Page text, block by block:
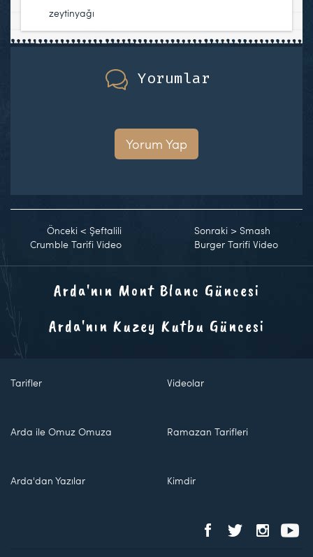
zeytinyağı
Yorumlar
Yorum Yap
Önceki < Şeftalili
Crumble Tarifi Video
Sonraki >Smash
Burger Tarifi Video
Arda'nın Mont Blanc Güncesi
Arda'nın Kuzey Kutbu Güncesi
Tarifler Videolar
Arda ile Omuz Omuza Ramazan Tarifleri
Arda'dan Yazılar Kimdir